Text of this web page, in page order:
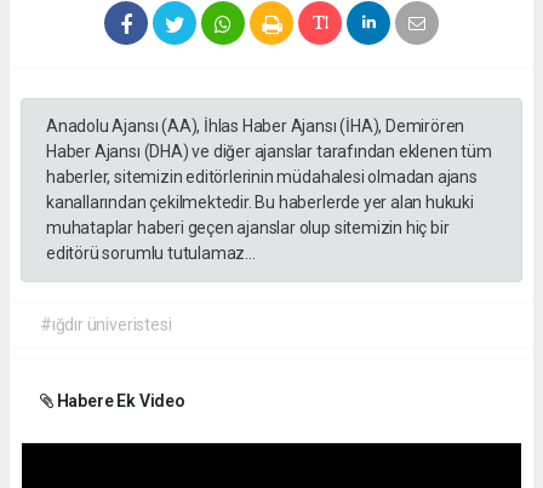
Anadolu Ajansı (AA), İhlas Haber Ajansı (İHA), Demirören
Haber Ajansı (DHA) ve diğer ajanslar tarafından eklenen tüm
haberler, sitemizin editörlerinin müdahalesi olmadan ajans
kanallarından çekilmektedir. Bu haberlerde yer alan hukuki
muhataplar haberi geçen ajanslar olup sitemizin hiç bir
editörü sorumlu tutulamaz...
#ığdır üniveristesi
Habere Ek Video